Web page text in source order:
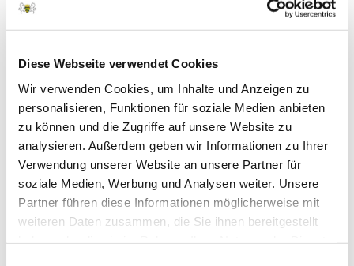
Diese Webseite verwendet Cookies
Wir verwenden Cookies, um Inhalte und Anzeigen zu
personalisieren, Funktionen für soziale Medien anbieten
zu können und die Zugriffe auf unsere Website zu
analysieren. Außerdem geben wir Informationen zu Ihrer
Verwendung unserer Website an unsere Partner für
soziale Medien, Werbung und Analysen weiter. Unsere
Partner führen diese Informationen möglicherweise mit
weiteren Daten zusammen, die Sie ihnen bereitgestellt
Februar 2025
Dezember 2024
November 2024
Oktober 2024
September 2024